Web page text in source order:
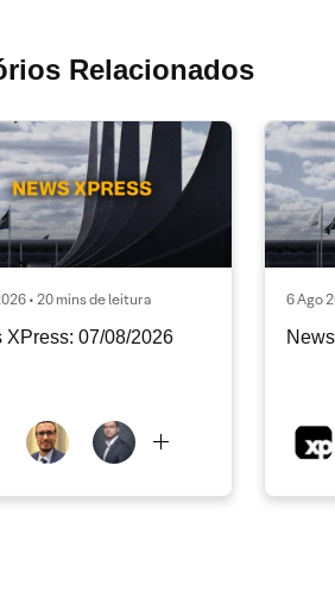
Relacionados
• 20 mins de leitura
XPress: 07/08/2026
6 Ago